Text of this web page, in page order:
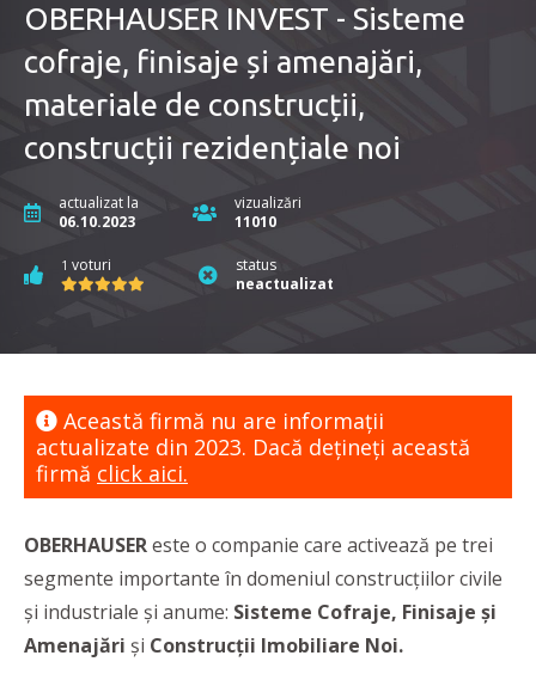
OBERHAUSER INVEST - Sisteme
cofraje, finisaje și amenajări,
materiale de construcții,
construcții rezidențiale noi
actualizat la
06.10.2023
vizualizări
11010
1 voturi
status
neactualizat
Această firmă nu are informaţii
actualizate din 2023. Dacă dețineți această
firmă click aici.
OBERHAUSEReste o companie care activează pe trei
segmente importante în domeniul construcțiilor civile
și industriale și anume: Sisteme Cofraje, Finisaje și
Amenajări și Construcții Imobiliare Noi.